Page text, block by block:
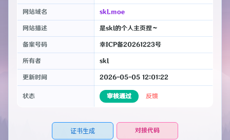
网站域名 skl.moe
网站描述 是skl的个人主页捏～
备案号码 幸ICP备20261223号
所有者 skl
更新时间 2026-05-05 12:01:22
状态 审核通过 反馈
证书生成 对接代码